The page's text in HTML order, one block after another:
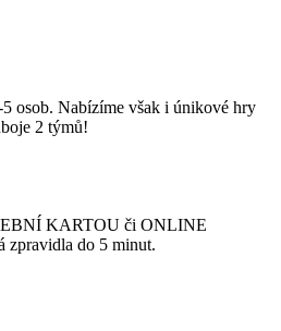
osob. Nabízíme však i únikové hry
2 týmů!
KARTOU či ONLINE
zpravidla do 5 minut.